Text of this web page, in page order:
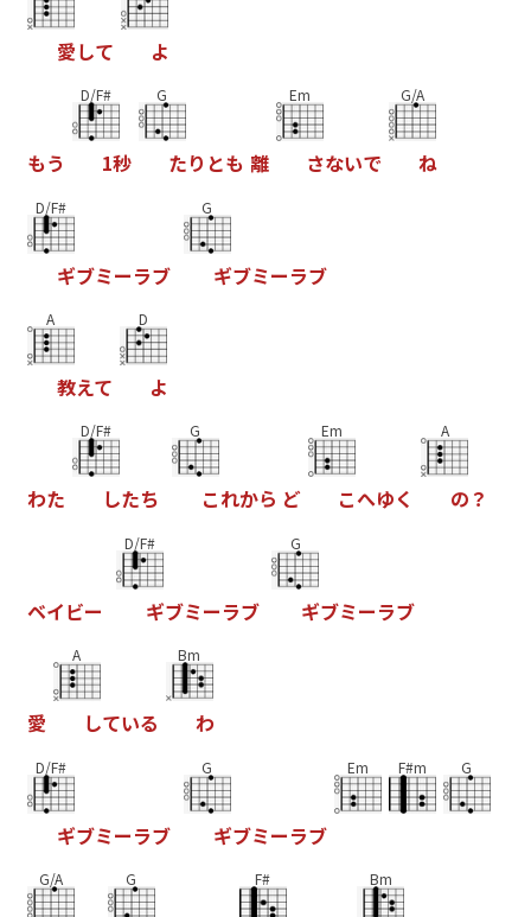
愛して よ
もう
D/F#
1秒
G
たり とも 離
Em
さないで
G/A
ね
D/F#
ギブミーラブ
G
ギブミーラブ
A
教えて
D
よ
わた
D/F#
したち
G
これから ど
Em
こへゆく
A
の ？
ベイビー
D/F#
ギブミーラブ
G
ギブミーラブ
愛
A
している
Bm
わ
D/F#
ギブミーラブ
G
ギブミーラブ
Em F#m G
G/A G F# Bm